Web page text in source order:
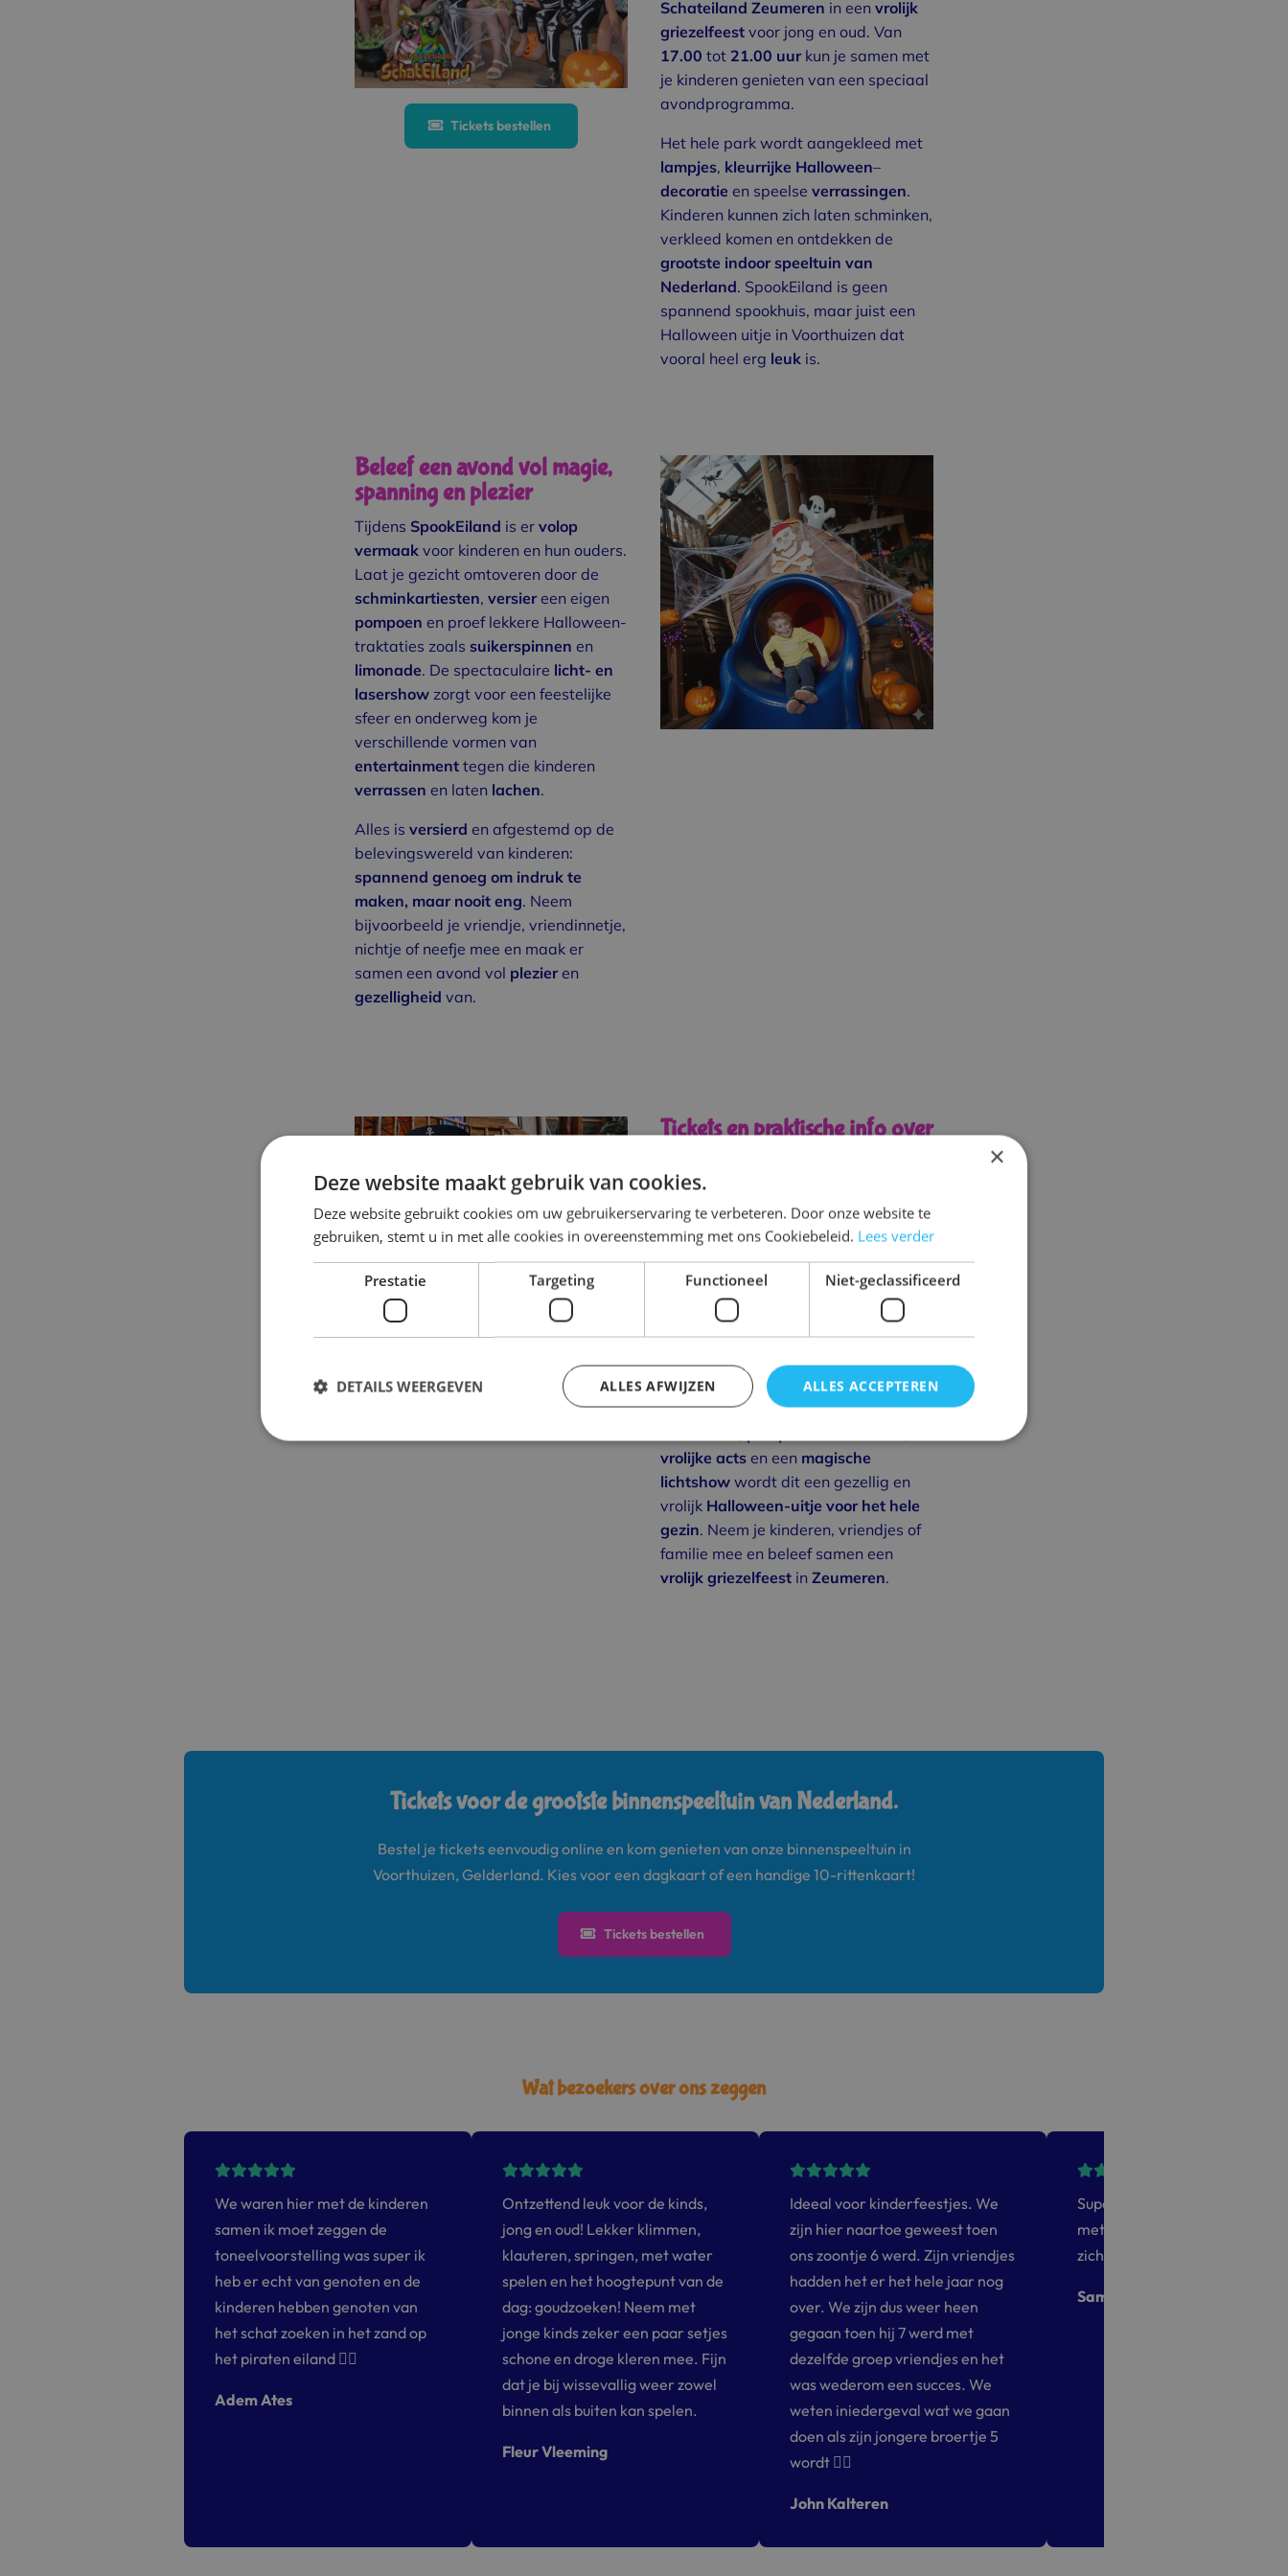
Tickets bestellen
Schateiland Zeumeren in een vrolijk
griezelfeestvoor jong en oud. Van
17.00 tot 21.00 uurkun je samen met
je kinderen genieten van een speciaal
avondprogramma.
Het hele park wordt aangekleed met
lampjes, kleurrijke Halloween–
decoratie en speelse verrassingen.
Kinderen kunnen zich laten schminken,
verkleed komen en ontdekken de
grootste indoor speeltuin van
Nederland. SpookEiland is geen
spannend spookhuis, maar juist een
Halloween uitje in Voorthuizen dat
vooral heel erg leukis.
Beleef een avond vol magie,
spanning en plezier
Tijdens SpookEiland is ervolop
vermaakvoor kinderen en hun ouders.
Laat je gezicht omtoveren door de
schminkartiesten, versiereen eigen
pompoen en proef lekkere Halloween-
traktaties zoals suikerspinnen en
limonade. De spectaculaire licht- en
lasershowzorgt voor een feestelijke
sfeer en onderweg kom je
verschillende vormen van
entertainmenttegen die kinderen
verrassen en laten lachen.
Alles is versierd en afgestemd op de
belevingswereld van kinderen:
spannend genoeg om indruk te
maken, maar nooit eng. Neem
bijvoorbeeld je vriendje, vriendinnetje,
nichtje of neefje mee en maak er
samen een avond vol plezieren
gezelligheid van.
Tickets en praktische info over
SpookEiland
oktober 2025van17.00tot 21.00uur
bij Schateiland Zeumeren. Tickets zijn
online verkrijgbaaren aan de deur:
Voorverkoop:
Aan de deur €9,95,
Tijdens de avond kun je ook eenMeet
& Greet met Zack
meemaken, altijd
een hoogtepunt voor de kinderen. Met
vrolijke actsen een magische
lichtshowwordt dit een gezellig en
vrolijk Halloween-uitje voor het hele
gezin. Neem je kinderen, vriendjes of
familie mee en beleef samen een
vrolijk griezelfeestin Zeumeren.
Tickets voor de grootste binnenspeeltuin van Nederland.
Bestel je tickets eenvoudig online en kom genieten van onze binnenspeeltuin in
Voorthuizen, Gelderland. Kies voor een dagkaart of een handige 10-rittenkaart!
Tickets bestellen
Wat bezoekers over ons zeggen
We waren hier met de kinderen
samen ik moet zeggen de
toneelvoorstelling was super ik
heb er echt van genoten en de
kinderen hebben genoten van
het schat zoeken in het zand op
het piraten eiland 👍🏻
Adem Ates
Ontzettend leuk voor de kinds,
jong en oud! Lekker klimmen,
klauteren, springen, met water
spelen en het hoogtepunt van de
dag: goudzoeken! Neem met
jonge kinds zeker een paar setjes
schone en droge kleren mee. Fijn
dat je bij wissevallig weer zowel
binnen als buiten kan spelen.
Fleur Vleeming
Ideeal voor kinderfeestjes. We
zijn hier naartoe geweest toen
ons zoontje 6 werd. Zijn vriendjes
hadden het er het hele jaar nog
over. We zijn dus weer heen
gegaan toen hij 7 werd met
dezelfde groep vriendjes en het
was wederom een succes. We
weten iniedergeval wat we gaan
doen als zijn jongere broertje 5
wordt 👌🏻
John Kalteren
Super leuk kinderfeestje gehad
met lasergamen. De kids
zich enorm vermaakt
Samantha Smith
×
Deze website maakt gebruik van cookies.
Deze website gebruikt cookies om uw gebruikerservaring te verbeteren. Door onze website te
gebruiken, stemt u in met alle cookies in overeenstemming met ons Cookiebeleid. Lees verder
Prestatie Targeting Functioneel Niet-geclassificeerd
ALLES ACCEPTEREN
ALLES AFWIJZEN
DETAILS WEERGEVEN